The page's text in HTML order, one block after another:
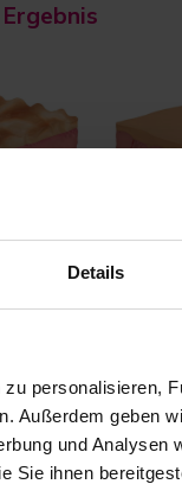
Details
personalisieren,
Außerdem geben
und Analysen
Sie ihnen
zurpostoperativen
behandelnden